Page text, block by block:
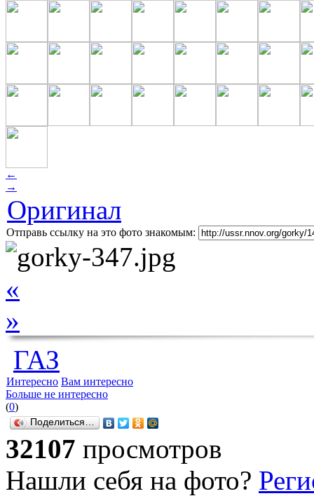
←
→
Оригинал
Отправь ссылку на это фото знакомым:
«
»
ГАЗ
Интересно Вам интересно
Больше не интересно
(0)
Поделиться…
32107 просмотров
Нашли себя на фото?